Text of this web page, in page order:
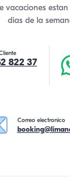
vacaciones
dias de la
822 37
Correo electronico